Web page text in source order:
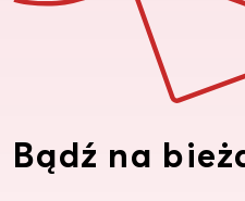
Bądź na